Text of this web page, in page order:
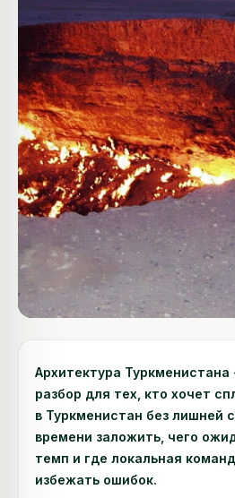
Архитектура
разбор для тех, кто хочет
в Туркменистан без лишней
времени заложить, чего
темп и где локальная
избежать ошибок.